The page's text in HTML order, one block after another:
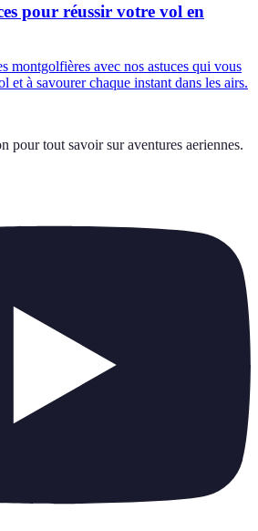
pour réussir votre vol en
montgolfières avec nos astuces qui vous
et à savourer chaque instant dans les airs.
pour tout savoir sur aventures aeriennes.